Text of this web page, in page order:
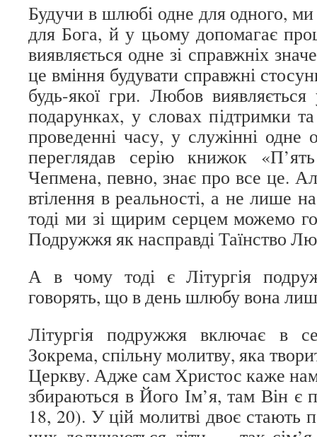
Будучи в шлюбі одне для одного,
для Бога, й у цьому допомагає
виявляється одне зі справжніх
це вміння будувати справжні
будь-якої гри. Любов
подарунках, у словах підтримки
проведенні часу, у служінні
переглядав серію книжок
Чепмена, певно, знає про все це.
втілення в реальності, а не лише
тоді ми зі щирим серцем можемо
Подружжя як насправді Таїнство
А в чому тоді є Літургія
говорять, що в день шлюбу вона
Літургія подружжя включає в
Зокрема, спільну молитву, яка
Церкву. Адже сам Христос каже
збираються в Його Ім’я, там Він
18, 20). У цій молитві двоє стають